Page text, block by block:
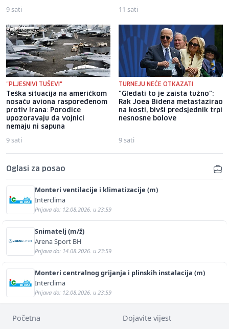
9 sati 11 sati
"PLJESNIVI TUŠEVI"
Teška situacija na američkom
nosaču aviona raspoređenom
protiv Irana: Porodice
upozoravaju da vojnici
nemaju ni sapuna
9 sati
TURNEJU NEĆE OTKAZATI
"Gledati to je zaista tužno":
Rak Joea Bidena metastazirao
na kosti, bivši predsjednik trpi
nesnosne bolove
9 sati
Oglasi za posao
Monteri ventilacije i klimatizacije (m)
Interclima
Prijava do: 12.08.2026. u 23:59
Snimatelj (m/ž)
Arena Sport BH
Prijava do: 14.08.2026. u 23:59
Monteri centralnog grijanja i plinskih instalacija (m)
Interclima
Prijava do: 12.08.2026. u 23:59
Početna Dojavite vijest